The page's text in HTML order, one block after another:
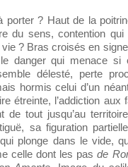
? Haut de la
du sens, contention
? Bras croisés en signe
danger qui menace si
délesté, perte
hormis celui d’un
étreinte, l’addiction aux
de tout jusqu’au
sa figuration
plonge dans le vide,
celle dont les pasde